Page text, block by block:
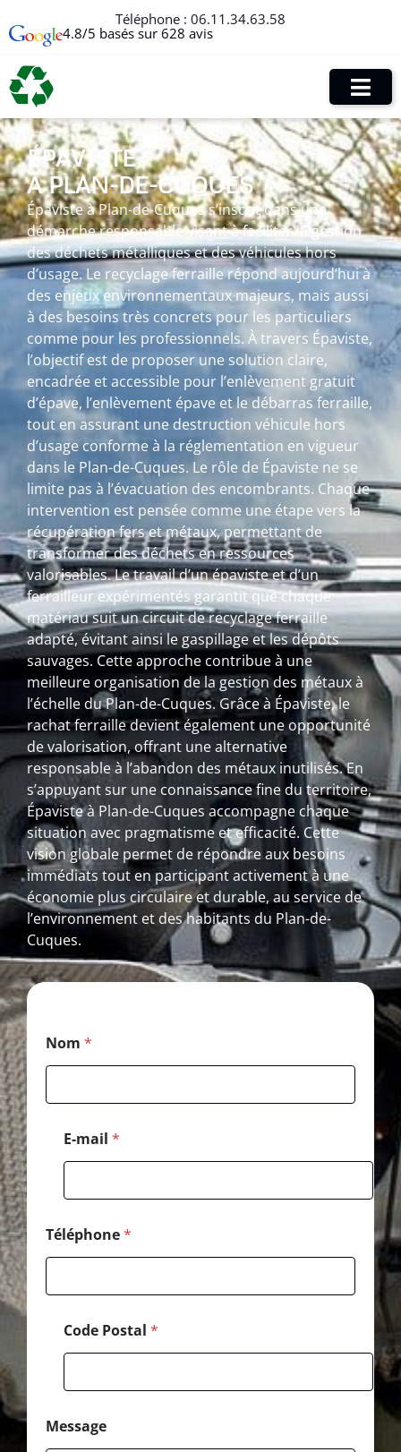
Téléphone : 06.11.34.63.58
4.8/5 basés sur 628 avis
ÉPAVISTE
À PLAN-DE-CUQUES
Épaviste à Plan-de-Cuques s’inscrit dans une
démarche responsable visant à faciliter la gestion
des déchets métalliques et des véhicules hors
d’usage. Le recyclage ferraille répond aujourd’hui à
des enjeux environnementaux majeurs, mais aussi
à des besoins très concrets pour les particuliers
comme pour les professionnels. À travers Épaviste,
l’objectif est de proposer une solution claire,
encadrée et accessible pour l’enlèvement gratuit
d’épave, l’enlèvement épave et le débarras ferraille,
tout en assurant une destruction véhicule hors
d’usage conforme à la réglementation en vigueur
dans le Plan-de-Cuques. Le rôle de Épaviste ne se
limite pas à l’évacuation des encombrants. Chaque
intervention est pensée comme une étape vers la
récupération fers et métaux, permettant de
transformer des déchets en ressources
valorisables. Le travail d’un épaviste et d’un
ferrailleur expérimentés garantit que chaque
matériau suit un circuit de recyclage ferraille
adapté, évitant ainsi le gaspillage et les dépôts
sauvages. Cette approche contribue à une
meilleure organisation de la gestion des métaux à
l’échelle du Plan-de-Cuques. Grâce à Épaviste, le
rachat ferraille devient également une opportunité
de valorisation, offrant une alternative
responsable à l’abandon des métaux inutilisés. En
s’appuyant sur une connaissance fine du territoire,
Épaviste à Plan-de-Cuques accompagne chaque
situation avec pragmatisme et efficacité. Cette
vision globale permet de répondre aux besoins
immédiats tout en participant activement à une
économie plus circulaire et durable, au service de
l’environnement et des habitants du Plan-de-
Cuques.
Nom *
E-mail *
Téléphone*
Code Postal *
Message